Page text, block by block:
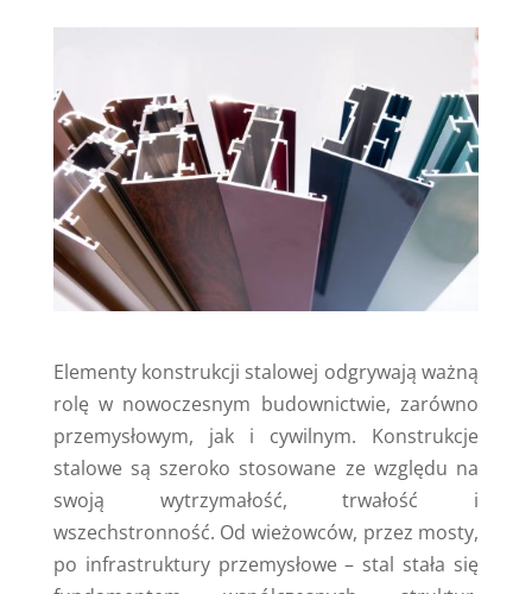
Elementy konstrukcji stalowej odgrywają ważną
rolę w nowoczesnym budownictwie, zarówno
przemysłowym, jak i cywilnym. Konstrukcje
stalowe są szeroko stosowane ze względu na
swoją wytrzymałość, trwałość i
wszechstronność. Od wieżowców, przez mosty,
po infrastruktury przemysłowe – stal stała się